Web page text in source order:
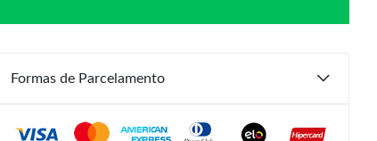
Formas de Parcelamento